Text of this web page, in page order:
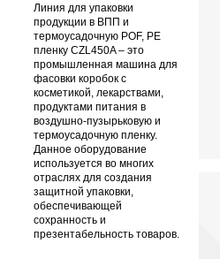
Линия для упаковки
продукции в ВПП и
термоусадочную POF, PE
пленку CZL450A – это
промышленная машина для
фасовки коробок с
косметикой, лекарствами,
продуктами питания в
воздушно-пузырьковую и
термоусадочную пленку.
Данное оборудование
используется во многих
отраслях для создания
защитной упаковки,
обеспечивающей
сохранность и
презентабельность товаров.